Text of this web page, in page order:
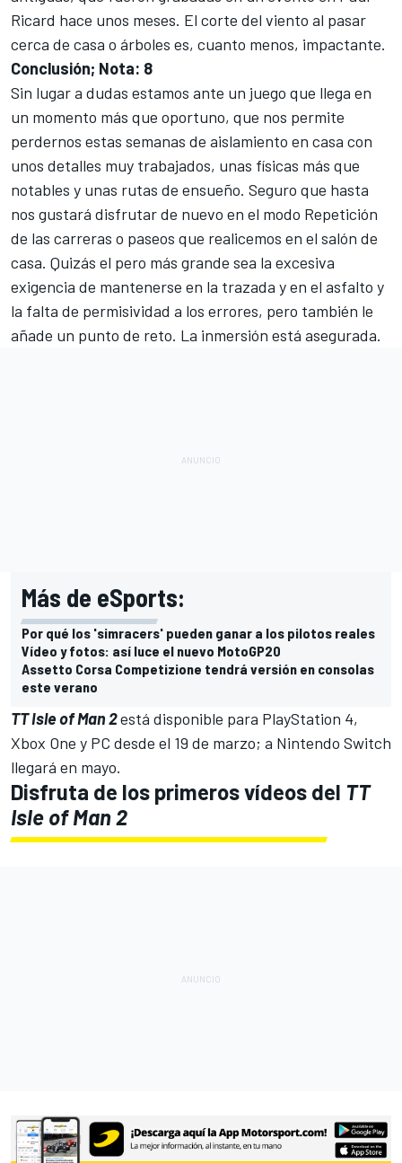
Ricard hace unos meses. El corte del viento al pasar
cerca de casa o árboles es, cuanto menos, impactante.
Conclusión; Nota: 8
Sin lugar a dudas estamos ante un juego que llega en
un momento más que oportuno, que nos permite
perdernos estas semanas de aislamiento en casa con
unos detalles muy trabajados, unas físicas más que
notables y unas rutas de ensueño. Seguro que hasta
nos gustará disfrutar de nuevo en el modo Repetición
de las carreras o paseos que realicemos en el salón de
casa. Quizás el pero más grande sea la excesiva
exigencia de mantenerse en la trazada y en el asfalto y
la falta de permisividad a los errores, pero también le
añade un punto de reto. La inmersión está asegurada.
Más de eSports:
Por qué los 'simracers' pueden ganar a los pilotos reales
Vídeo y fotos: así luce el nuevo MotoGP20
Assetto Corsa Competizione tendrá versión en consolas
este verano
TT Isle of Man 2está disponible para PlayStation 4,
Xbox One y PC desde el 19 de marzo; a Nintendo Switch
llegará en mayo.
Disfruta de los primeros vídeos del TT
Isle of Man 2